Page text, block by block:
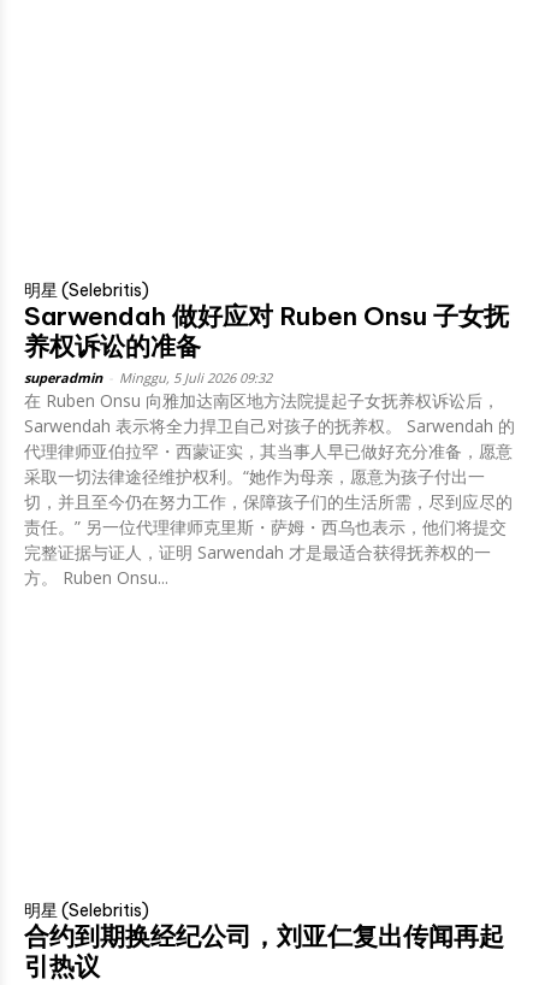
明星 (Selebritis)
Sarwendah 做好应对 Ruben Onsu 子女抚
养权诉讼的准备
superadmin Minggu, 5 Juli 2026 09:32
在 Ruben Onsu 向雅加达南区地方法院提起子女抚养权诉讼后，
Sarwendah 表示将全力捍卫自己对孩子的抚养权。 Sarwendah 的
代理律师亚伯拉罕・西蒙证实，其当事人早已做好充分准备，愿意
采取一切法律途径维护权利。“她作为母亲，愿意为孩子付出一
切，并且至今仍在努力工作，保障孩子们的生活所需，尽到应尽的
责任。” 另一位代理律师克里斯・萨姆・西乌也表示，他们将提交
完整证据与证人，证明 Sarwendah 才是最适合获得抚养权的一
方。 Ruben Onsu...
明星 (Selebritis)
合约到期换经纪公司，刘亚仁复出传闻再起
引热议